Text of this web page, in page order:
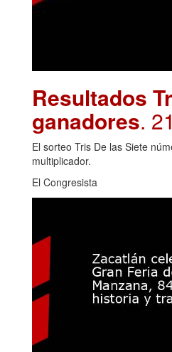
Resultados
ganadores.
El sorteo Tris De las Siete
multiplicador.
El Congresista